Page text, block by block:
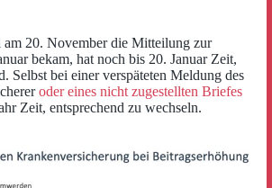
am 20. November die Mitteilung zur
bekam, hat noch bis 20. Januar Zeit,
Selbst bei einer verspäteten Meldung des
oder eines nicht zugestellten Briefes
Zeit, entsprechend zu wechseln.